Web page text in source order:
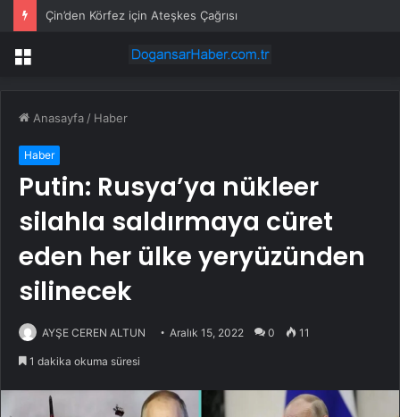
Çin’den Körfez için Ateşkes Çağrısı
Menü
Anasayfa / Haber
Haber
Putin: Rusya’ya nükleer
silahla saldırmaya cüret
eden her ülke yeryüzünden
silinecek
AYŞE CEREN ALTUN Aralık 15, 2022 0 11
1 dakika okuma süresi